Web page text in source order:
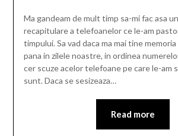
Ma gandeam de mult timp sa-mi fac asa
recapitulare a telefoanelor ce le-am
timpului. Sa vad daca ma mai tine memoria
pana in zilele noastre, in ordinea
cer scuze acelor telefoane pe care le-am
sunt. Daca se sesizeaza…
Read more